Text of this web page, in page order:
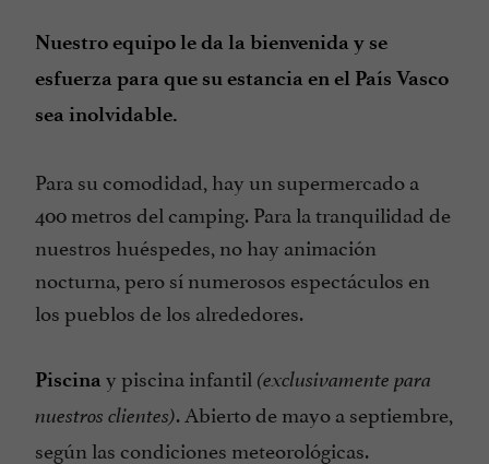
Tarjetas de Crédito admitidas
Televisor : sí
Área de Servicio para Autocaravanas
Áreas Autocaravanas
Nuestro equipo le da la bienvenida y se
esfuerza para que su estancia en el País Vasco
sea inolvidable.
Para su comodidad, hay un supermercado a
400 metros del camping. Para la tranquilidad de
nuestros huéspedes, no hay animación
nocturna, pero sí numerosos espectáculos en
los pueblos de los alrededores.
Piscina y piscina infantil (exclusivamente para
nuestros clientes). Abierto de mayo a septiembre,
según las condiciones meteorológicas.